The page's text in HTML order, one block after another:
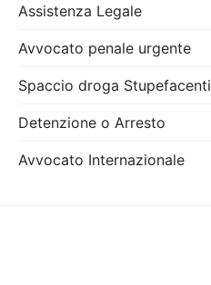
Assistenza Legale
Avvocato penale urgente
Spaccio droga Stupefacenti
Detenzione o Arresto
Avvocato Internazionale